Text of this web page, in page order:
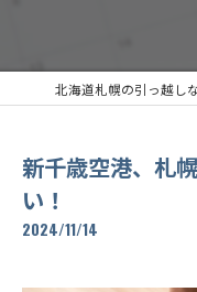
新千歳空港、札
い！
2024/11/14